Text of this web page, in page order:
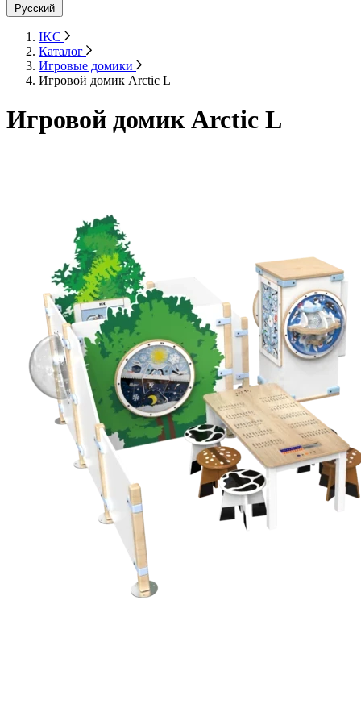
Русский
IKC
Каталог
Игровые домики
Игровой домик Arctic L
Игровой домик Arctic L